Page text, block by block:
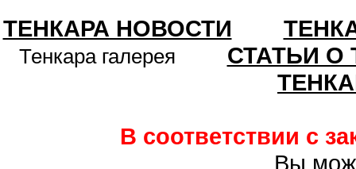
ТЕНКАРА НОВОСТИ
Тенкара галерея
СТАТЬИ О
В соответствии с
Вы